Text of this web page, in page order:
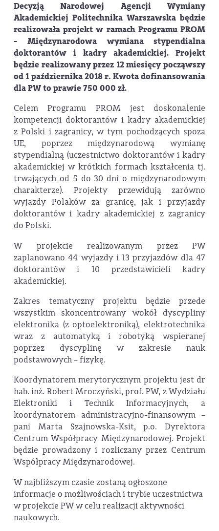
Decyzją Narodowej Agencji Wymiany
Akademickiej Politechnika Warszawska będzie
realizowała projekt w ramach Programu PROM
- Międzynarodowa wymiana stypendialna
doktorantów i kadry akademickiej. Projekt
będzie realizowany przez 12 miesięcy począwszy
od 1 października 2018 r. Kwota dofinansowania
dla PW to prawie 750 000 zł.
Celem Programu PROM jest doskonalenie
kompetencji doktorantów i kadry akademickiej
z Polski i zagranicy, w tym pochodzących spoza
UE, poprzez międzynarodową wymianę
stypendialną (uczestnictwo doktorantów i kadry
akademickiej w krótkich formach kształcenia tj.
trwających od 5 do 30 dni o międzynarodowym
charakterze). Projekty przewidują zarówno
wyjazdy Polaków za granicę, jak i przyjazdy
doktorantów i kadry akademickiej z zagranicy
do Polski.
W projekcie realizowanym przez PW
zaplanowano 44 wyjazdy i 13 przyjazdów dla 47
doktorantów i 10 przedstawicieli kadry
akademickiej.
Zakres tematyczny projektu będzie przede
wszystkim skoncentrowany wokół dyscypliny
elektronika (z optoelektroniką), elektrotechnika
wraz z automatyką i robotyką wspieranej
poprzez dyscyplinę w zakresie nauk
podstawowych – fizykę.
Koordynatorem merytorycznym projektu jest dr
hab. inż. Robert Mroczyński, prof. PW, z Wydziału
Elektroniki i Technik Informacyjnych, a
koordynatorem administracyjno-finansowym –
pani Marta Szajnowska-Ksit, p.o. Dyrektora
Centrum Współpracy Międzynarodowej. Projekt
będzie prowadzony i rozliczany przez Centrum
Współpracy Międzynarodowej.
W najbliższym czasie zostaną ogłoszone
informacje o możliwościach i trybie uczestnictwa
w projekcie PW w celu realizacji aktywności
naukowych.